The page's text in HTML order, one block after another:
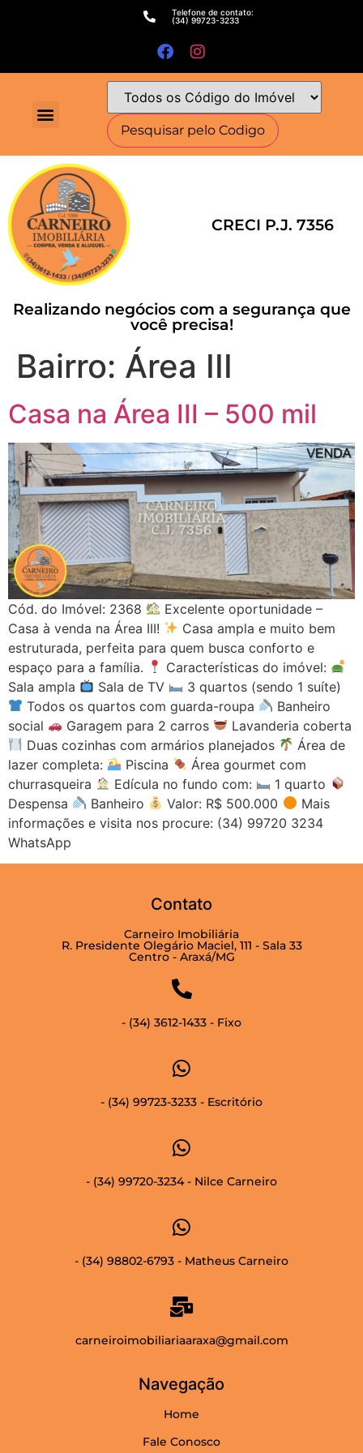
Telefone de contato:
(34) 99723-3233
CRECI P.J. 7356
Realizando negócios com a segurança que
você precisa!
Bairro: Área III
Casa na Área III – 500 mil
Cód. do Imóvel: 2368
Excelente oportunidade –
Casa à venda na Área III!
Casa ampla e muito bem
estruturada, perfeita para quem busca conforto e
espaço para a família.
Características do imóvel:
Sala ampla
Sala de TV
3 quartos (sendo 1 suíte)
Todos os quartos com guarda-roupa
Banheiro
social
Garagem para 2 carros
Lavanderia coberta
Duas cozinhas com armários planejados
Área de
lazer completa:
Piscina
Área gourmet com
churrasqueira
Edícula no fundo com:
1 quarto
Despensa
Banheiro Valor: R$ 500.000
Mais
informações e visita nos procure: (34) 99720 3234
WhatsApp
Contato
Carneiro Imobiliária
R. Presidente Olegário Maciel, 111 - Sala 33
Centro - Araxá/MG
- (34) 3612-1433 - Fixo
- (34) 99723-3233 - Escritório
- (34) 99720-3234 - Nilce Carneiro
- (34) 98802-6793 - Matheus Carneiro
carneiroimobiliariaaraxa@gmail.com
Navegação
Home
Fale Conosco